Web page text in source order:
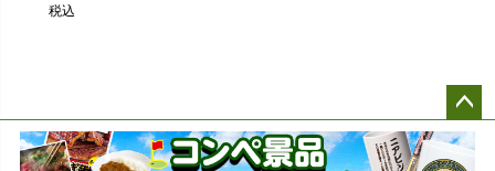
税込
ペー
ジト